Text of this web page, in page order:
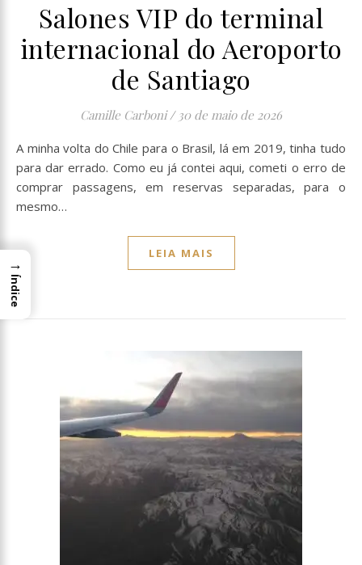
Salones VIP do terminal
internacional do Aeroporto
de Santiago
Camille Carboni / 30 de maio de 2026
A minha volta do Chile para o Brasil, lá em 2019, tinha tudo
para dar errado. Como eu já contei aqui, cometi o erro de
comprar passagens, em reservas separadas, para o
mesmo…
LEIA MAIS
→
Índice